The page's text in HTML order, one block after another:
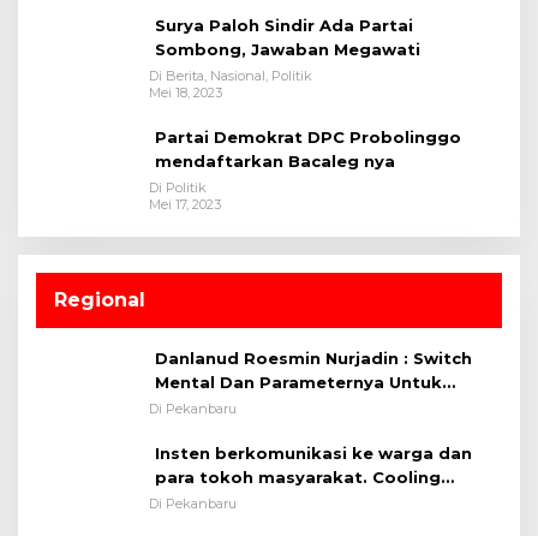
Surya Paloh Sindir Ada Partai
Sombong, Jawaban Megawati
Di Berita, Nasional, Politik
Mei 18, 2023
Partai Demokrat DPC Probolinggo
mendaftarkan Bacaleg nya
Di Politik
Mei 17, 2023
Regional
Danlanud Roesmin Nurjadin : Switch
Mental Dan Parameternya Untuk
Melaksanakan ✈
Di Pekanbaru
Insten berkomunikasi ke warga dan
para tokoh masyarakat. Cooling
System OMP LK ²024 Polsek Rumbai,
Di Pekanbaru